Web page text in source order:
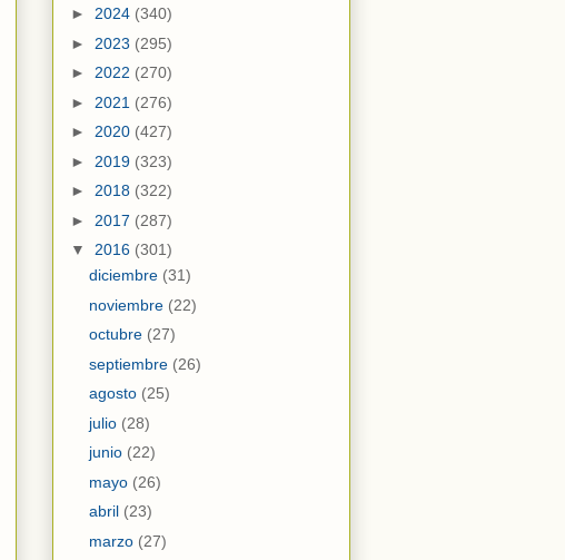
► 2024 (340)
► 2023 (295)
► 2022 (270)
► 2021 (276)
► 2020 (427)
► 2019 (323)
► 2018 (322)
► 2017 (287)
▼ 2016 (301)
diciembre (31)
noviembre (22)
octubre (27)
septiembre (26)
agosto (25)
julio (28)
junio (22)
mayo (26)
abril (23)
marzo (27)